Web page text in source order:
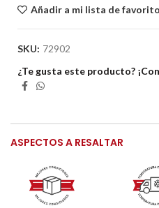
Añadir a mi lista de
SKU: 72902
¿Te gusta este producto?
ASPECTOS A RESALTAR